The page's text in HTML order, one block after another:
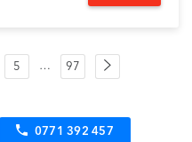
5 … 97
Pagina
următoare
0771 392 457